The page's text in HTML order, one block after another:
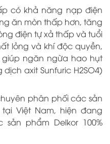
có khả năng nạp điện
ăn mòn thấp hơn, tăng
điện tự xả thấp và tuổi
lỏng và khí độc quyền,
ngăn ngừa hao hụt
axit Sunfuric H2SO4)
phân phối các sản
Việt Nam, hiện đang
phẩm Delkor 100%